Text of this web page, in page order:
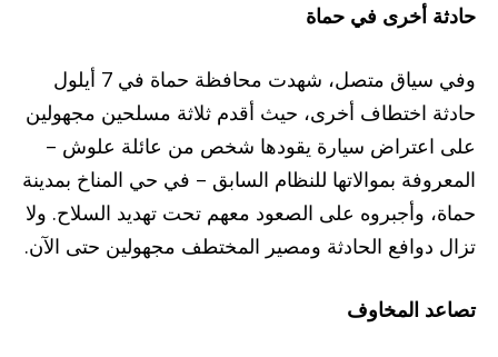
حادثة أخرى في حماة
وفي سياق متصل، شهدت محافظة حماة في 7 أيلول
حادثة اختطاف أخرى، حيث أقدم ثلاثة مسلحين مجهولين
على اعتراض سيارة يقودها شخص من عائلة علوش –
المعروفة بموالاتها للنظام السابق – في حي المناخ بمدينة
حماة، وأجبروه على الصعود معهم تحت تهديد السلاح. ولا
تزال دوافع الحادثة ومصير المختطف مجهولين حتى الآن.
تصاعد المخاوف